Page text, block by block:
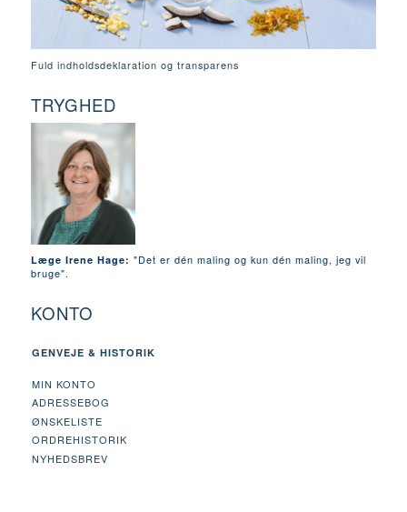
Fuld indholdsdeklaration og transparens
TRYGHED
Læge Irene Hage: "Det er dén maling og kun dén maling, jeg vil
bruge".
KONTO
GENVEJE & HISTORIK
MIN KONTO
ADRESSEBOG
ØNSKELISTE
ORDREHISTORIK
NYHEDSBREV